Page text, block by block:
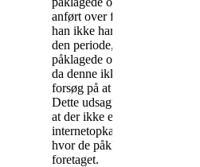
anført over for sekretariatet, at
han ikke har anvendt sin pc i
den periode, hvor de
påklagede opkald er foretaget,
da denne ikke var tilsluttet i
forsøg på at fjerne en virus.
Dette udsagn understøttes af,
at der ikke er registreret
internetopkald i den periode,
hvor de påklagede opkald er
foretaget.